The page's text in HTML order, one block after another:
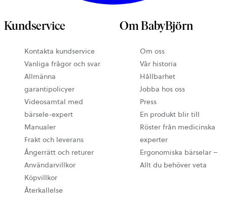
Kundservice
Kontakta kundservice
Vanliga frågor och svar
Allmänna
garantipolicyer
Videosamtal med
bärsele-expert
Manualer
Frakt och leverans
Ångerrätt och returer
Användarvillkor
Köpvillkor
Återkallelse
Om BabyBjörn
Om oss
Vår historia
Hållbarhet
Jobba hos oss
Press
En produkt blir till
Röster från medicinska
experter
Ergonomiska bärselar –
Allt du behöver veta